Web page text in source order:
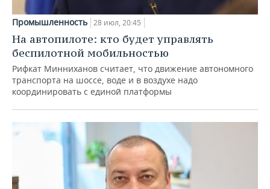
Промышленность 28 июл, 20:45
На автопилоте: кто будет управлять
беспилотной мобильностью
Рифкат Минниханов считает, что движение автономного
транспорта на шоссе, воде и в воздухе надо
координировать с единой платформы